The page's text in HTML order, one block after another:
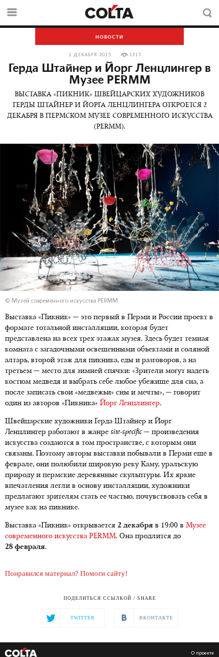
НОВОСТИ
2 ДЕКАБРЯ 2015 1315
Герда Штайнер и Йорг Ленцлингер в
Музее PERMM
ВЫСТАВКА «ПИКНИК» ШВЕЙЦАРСКИХ ХУДОЖНИКОВ
ГЕРДЫ ШТАЙНЕР И ЙОРГА ЛЕНЦЛИНГЕРА ОТКРОЕТСЯ 2
ДЕКАБРЯ В ПЕРМСКОМ МУЗЕЕ СОВРЕМЕННОГО ИСКУССТВА
(PERMM).
© Музей современного искусства PERMM
Выставка «Пикник» — это первый в Перми и России проект в
формате тотальной инсталляции, которая будет
представлена на всех трех этажах музея. Здесь будет темная
комната с загадочными освещенными объектами и соляной
алтарь, второй этаж для пикника, еды и разговоров, а на
третьем — место для зимней спячки: «Зрители могут надеть
костюм медведя и выбрать себе любое убежище для сна, а
после записать свои «медвежьи» сны и мечты», — говорит
один из авторов «Пикника» Йорг Ленцлингер.
Швейцарские художники Герда Штайнер и Йорг
Ленцлингер работают в жанре site-specific— произведения
искусства создаются в том пространстве, с которым они
связаны. Поэтому авторы выставки побывали в Перми еще в
феврале, они полюбили широкую реку Каму, уральскую
природу и пермские деревянные скульптуры. Их яркие
впечатления легли в основу инсталляции, художники
предлагают зрителям стать ее частью, почувствовать себя в
музее как на пикнике.
Выставка «Пикник» открывается 2 декабря в 19:00 в Музее
современного искусства PERMM. Она продлится до
28 февраля.
Понравился материал? Помоги сайту!
ПОДЕЛИТЬСЯ ССЫЛКОЙ / SHARE
TWITTER ВКОНТАКТЕ
О проекте